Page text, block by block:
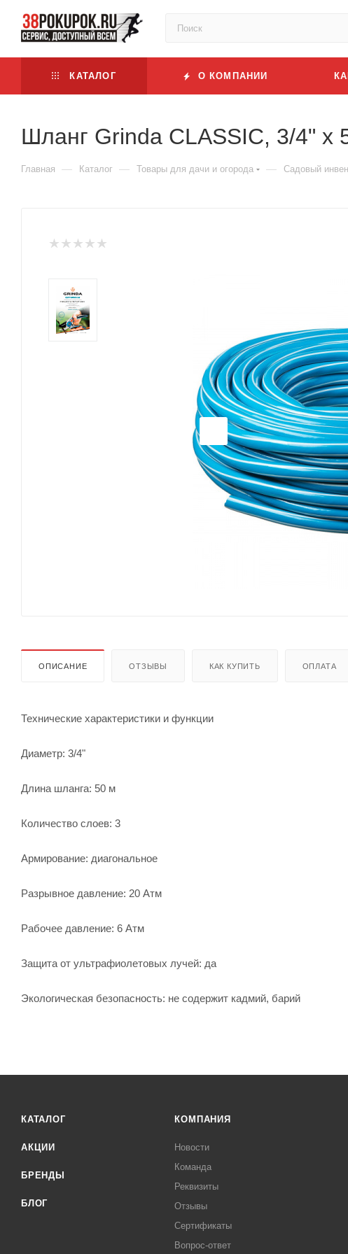
КАТАЛОГ О КОМПАНИИ
Шланг Grinda CLASSIC, 3/4" x
Главная — Каталог — Товары для дачи и огорода — Садовый
ОПИСАНИЕ ОТЗЫВЫ КАК КУПИТЬ ОПЛАТА
Технические характеристики и функции
Диаметр: 3/4"
Длина шланга: 50 м
Количество слоев: 3
Армирование: диагональное
Разрывное давление: 20 Атм
Рабочее давление: 6 Атм
Защита от ультрафиолетовых лучей: да
Экологическая безопасность: не содержит кадмий, барий
КАТАЛОГ
АКЦИИ
БРЕНДЫ
БЛОГ
КОМПАНИЯ
Новости
Команда
Реквизиты
Отзывы
Сертификаты
Вопрос-ответ